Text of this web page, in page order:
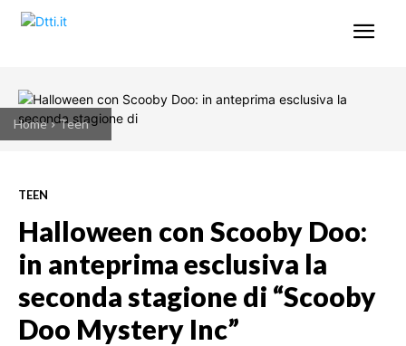
Home Teen
TEEN
Halloween con Scooby Doo:
in anteprima esclusiva la
seconda stagione di “Scooby
Doo Mystery Inc”